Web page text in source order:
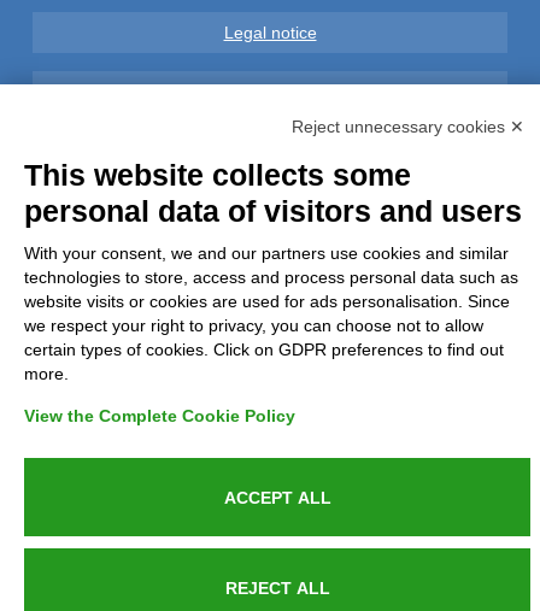
Legal notice
Complaints
Refunds and Indemnities
Contacts
P.IVA 05538100727 - C.so Italia n.8 70123, BARI
Reject unnecessary cookies ✕
This website collects some
personal data of visitors and users
With your consent, we and our partners use cookies and similar
technologies to store, access and process personal data such as
website visits or cookies are used for ads personalisation. Since
we respect your right to privacy, you can choose not to allow
certain types of cookies. Click on GDPR preferences to find out
more.
View the Complete Cookie Policy
ACCEPT ALL
REJECT ALL